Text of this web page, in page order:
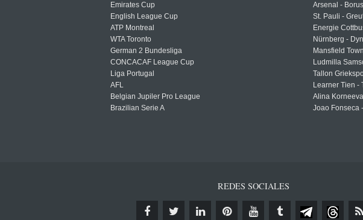
Emirates Cup
English League Cup
ATP Montreal
WTA Toronto
German 2 Bundesliga
CONCACAF League Cup
Liga Portugal
AFL
Belgian Jupiler Pro League
Brazilian Serie A
Arsenal -
St. Pauli -
Energie
Nürnberg -
Mansfield
Ludmilla
Tallon
Learner Tien -
Alina
Joao Fonseca
REDES SOCIALES